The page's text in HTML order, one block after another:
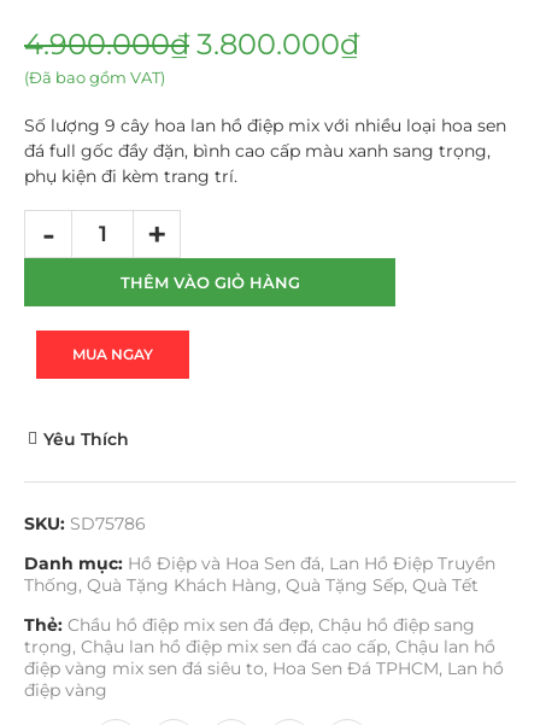
4.900.000₫ 3.800.000₫
(Đã bao gồm VAT)
Số lượng 9 cây hoa lan hồ điệp mix với nhiều loại hoa sen
đá full gốc đầy đặn, bình cao cấp màu xanh sang trọng,
phụ kiện đi kèm trang trí.
THÊM VÀO GIỎ HÀNG
MUA NGAY
Yêu Thích
SKU: SD75786
Danh mục: Hồ Điệp và Hoa Sen đá, Lan Hồ Điệp Truyền
Thống, Quà Tặng Khách Hàng, Quà Tặng Sếp, Quà Tết
Thẻ: Chầu hồ điệp mix sen đá đẹp, Chậu hồ điệp sang
trọng, Chậu lan hồ điệp mix sen đá cao cấp, Chậu lan hồ
điệp vàng mix sen đá siêu to, Hoa Sen Đá TPHCM, Lan hồ
điệp vàng